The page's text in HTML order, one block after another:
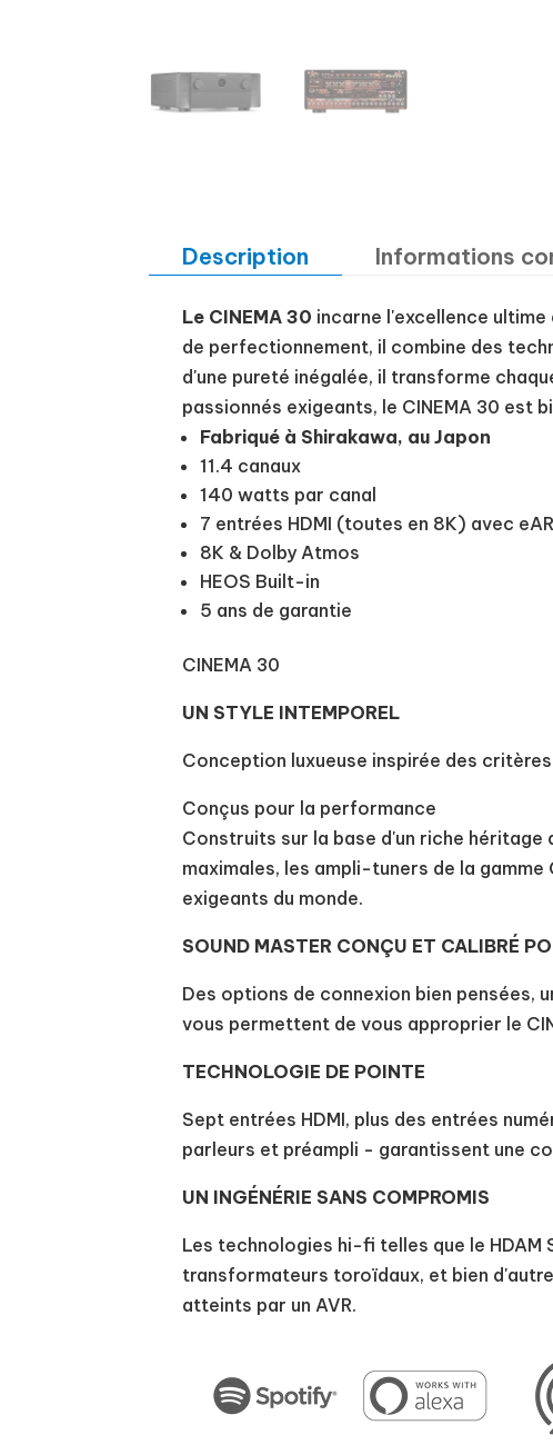
Description Informations
Le CINEMA 30 incarne l'excellence
de perfectionnement, il combine des
d'une pureté inégalée, il transforme
passionnés exigeants, le CINEMA 30 est
Fabriqué à Shirakawa, au Japon
11.4 canaux
140 watts par canal
7 entrées HDMI (toutes en 8K) avec
8K & Dolby Atmos
HEOS Built-in
5 ans de garantie
CINEMA 30
UN STYLE INTEMPOREL
Conception luxueuse inspirée des
Conçus pour la performance
Construits sur la base d'un riche
maximales, les ampli-tuners de la
exigeants du monde.
SOUND MASTER CONÇU ET CALIBRÉ
Des options de connexion bien pensées,
vous permettent de vous approprier le
TECHNOLOGIE DE POINTE
Sept entrées HDMI, plus des entrées
parleurs et préampli - garantissent une
UN INGÉNÉRIE SANS COMPROMIS
Les technologies hi-fi telles que le
transformateurs toroïdaux, et bien
atteints par un AVR.